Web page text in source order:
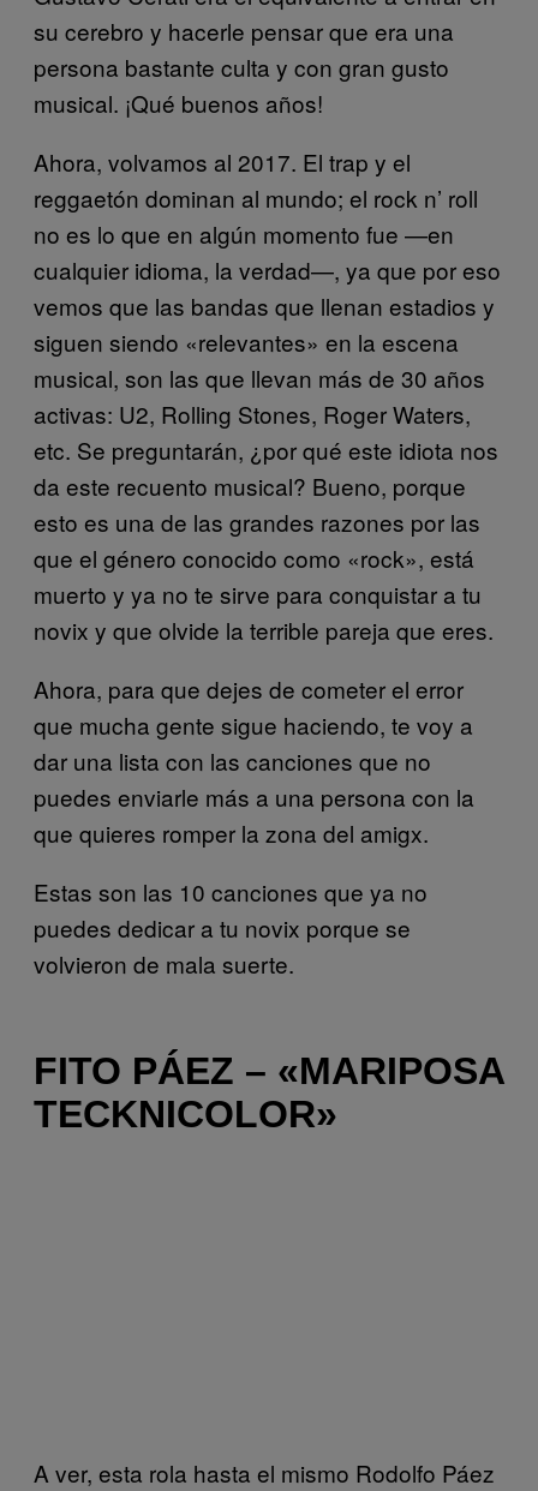
su cerebro y hacerle pensar que era una
persona bastante culta y con gran gusto
musical. ¡Qué buenos años!
Ahora, volvamos al 2017. El trap y el
reggaetón dominan al mundo; el rock n’ roll
no es lo que en algún momento fue —en
cualquier idioma, la verdad—, ya que por eso
vemos que las bandas que llenan estadios y
siguen siendo «relevantes» en la escena
musical, son las que llevan más de 30 años
activas: U2, Rolling Stones, Roger Waters,
etc. Se preguntarán, ¿por qué este idiota nos
da este recuento musical? Bueno, porque
esto es una de las grandes razones por las
que el género conocido como «rock», está
muerto y ya no te sirve para conquistar a tu
novix y que olvide la terrible pareja que eres.
Ahora, para que dejes de cometer el error
que mucha gente sigue haciendo, te voy a
dar una lista con las canciones que no
puedes enviarle más a una persona con la
que quieres romper la zona del amigx.
Estas son las 10 canciones que ya no
puedes dedicar a tu novix porque se
volvieron de mala suerte.
FITO PÁEZ – «MARIPOSA
TECKNICOLOR»
A ver, esta rola hasta el mismo Rodolfo Páez